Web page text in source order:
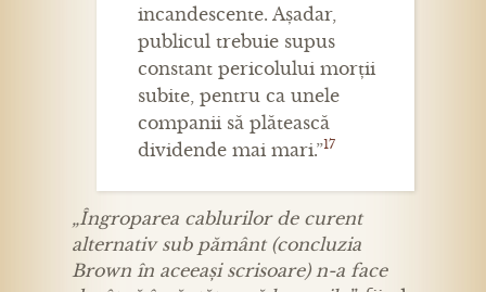
incandescente. Așadar,
publicul trebuie supus
constant pericolului morții
subite, pentru ca unele
companii să plătească
dividende mai mari.”17
„Îngroparea cablurilor de curent
alternativ sub pământ (concluzia
Brown în aceeași scrisoare) n-a face